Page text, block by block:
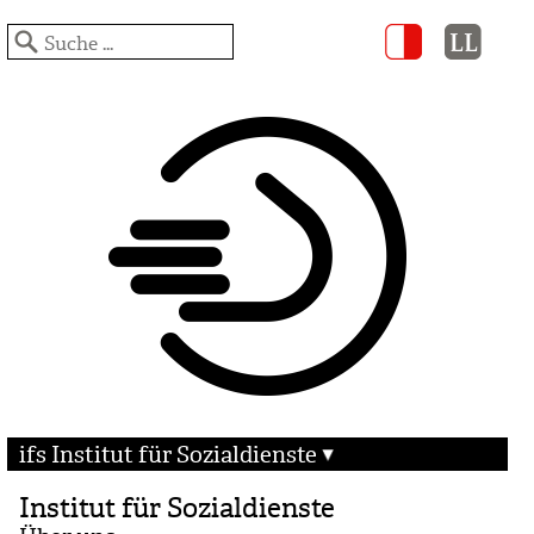
ifs Institut für Sozialdienste
Institut für Sozialdienste